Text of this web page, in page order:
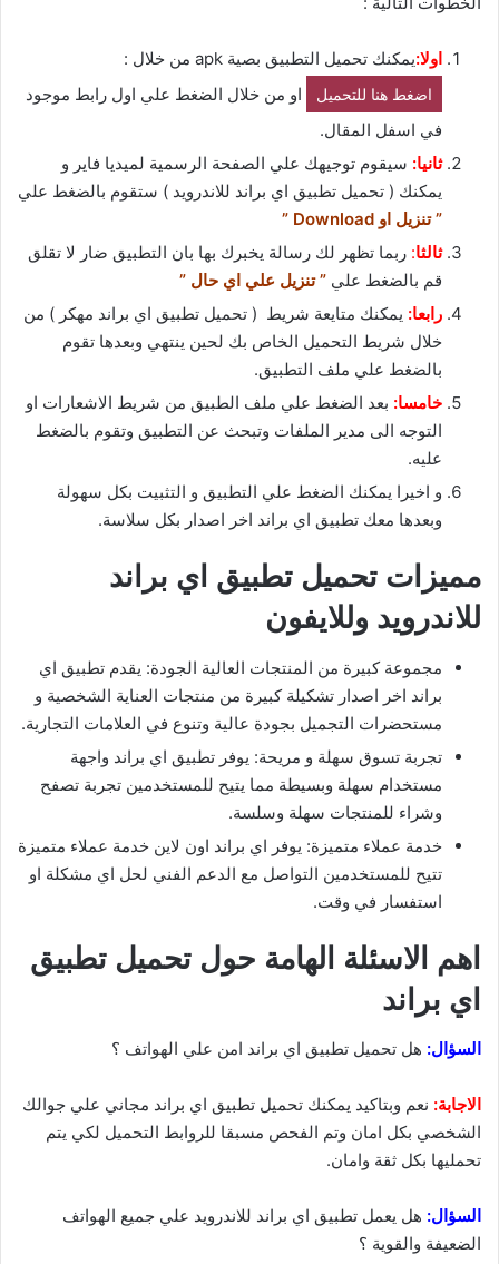
اولا:يمكنك تحميل التطبيق بصية apk من خلال :
اضغط هنا للتحميل
او من خلال الضغط علي اول رابط موجود
في اسفل المقال.
ثانيا: سيقوم توجيهك علي الصفحة الرسمية لميديا فاير و
يمكنك ( تحميل تطبيق اي براند للاندرويد ) ستقوم بالضغط علي
” تنزيل او Download ”
ثالثا: ربما تظهر لك رسالة يخبرك بها بان التطبيق ضار لا تقلق
قم بالضغط علي ” تنزيل علي اي حال ”
رابعا: يمكنك متايعة شريط ( تحميل تطبيق اي براند مهكر ) من
خلال شريط التحميل الخاص بك لحين ينتهي وبعدها تقوم
بالضغط علي ملف التطبيق.
خامسا: بعد الضغط علي ملف الطبيق من شريط الاشعارات او
التوجه الى مدير الملفات وتبحث عن التطبيق وتقوم بالضغط
عليه.
و اخيرا يمكنك الضغط علي التطبيق و التثبيت بكل سهولة
وبعدها معك تطبيق اي براند اخر اصدار بكل سلاسة.
مميزات تحميل تطبيق اي براند
للاندرويد وللايفون
مجموعة كبيرة من المنتجات العالية الجودة: يقدم تطبيق اي
براند اخر اصدار تشكيلة كبيرة من منتجات العناية الشخصية و
مستحضرات التجميل بجودة عالية وتنوع في العلامات التجارية.
تجربة تسوق سهلة و مريحة: يوفر تطبيق اي براند واجهة
مستخدام سهلة وبسيطة مما يتيح للمستخدمين تجربة تصفح
وشراء للمنتجات سهلة وسلسة.
خدمة عملاء متميزة: يوفر اي براند اون لاين خدمة عملاء متميزة
تتيح للمستخدمين التواصل مع الدعم الفني لحل اي مشكلة او
استفسار في وقت.
اهم الاسئلة الهامة حول تحميل تطبيق
اي براند
السؤال: هل تحميل تطبيق اي براند امن علي الهواتف ؟
الاجابة: نعم وبتاكيد يمكنك تحميل تطبيق اي براند مجاني علي جوالك
الشخصي بكل امان وتم الفحص مسبقا للروابط التحميل لكي يتم
تحمليها بكل ثقة وامان.
السؤال: هل يعمل تطبيق اي براند للاندرويد علي جميع الهواتف
الضعيفة والقوية ؟